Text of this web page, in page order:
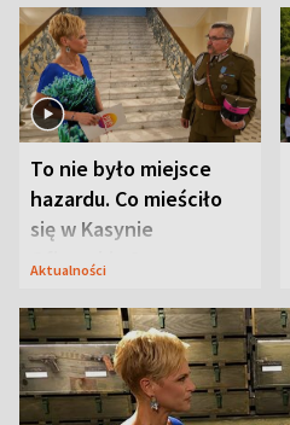
To nie było miejsce
hazardu. Co mieściło
się w Kasynie
Oficerskim?
Aktualności